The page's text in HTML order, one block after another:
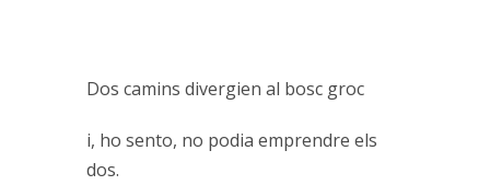
Dos camins divergien al bosc groc
i, ho sento, no podia emprendre els
dos.